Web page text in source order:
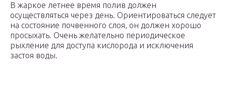
В жаркое летнее время полив должен
осуществляться через день. Ориентироваться следует
на состояние почвенного слоя, он должен хорошо
просыхать. Очень желательно периодическое
рыхление для доступа кислорода и исключения
застоя воды.